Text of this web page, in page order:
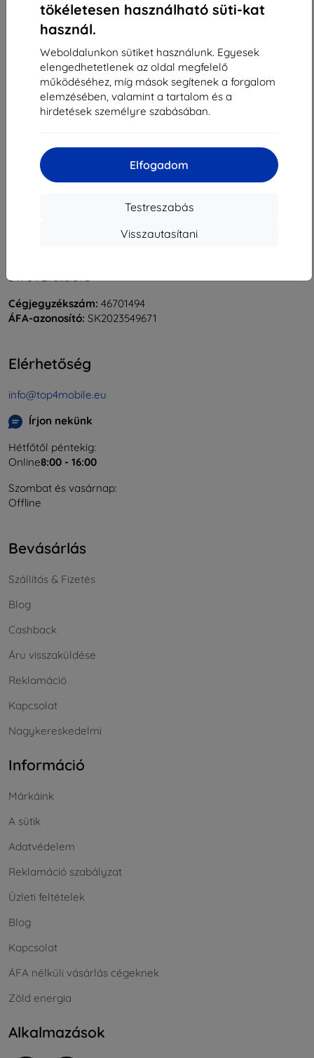
tökéletesen használható süti-kat
használ.
Weboldalunkon sütiket használunk. Egyesek
elengedhetetlenek az oldal megfelelő
működéséhez, míg mások segítenek a forgalom
elemzésében, valamint a tartalom és a
hirdetések személyre szabásában.
Elfogadom
Testreszabás
Visszautasítani
Összes találat5
841 04 Bratislava
Cégjegyzékszám: 46701494
ÁFA-azonosító: SK2023549671
Elérhetőség
info@top4mobile.eu
Írjon nekünk
Hétfőtől péntekig:
Online8:00 - 16:00
Szombat és vasárnap:
Offline
Bevásárlás
Szállítás & Fizetés
Blog
Cashback
Áru visszaküldése
Reklamáció
Kapcsolat
Nagykereskedelmi
Információ
Márkáink
A sütik
Adatvédelem
Reklamáció szabályzat
Üzleti feltételek
Blog
Kapcsolat
ÁFA nélküli vásárlás cégeknek
Zöld energia
Alkalmazások